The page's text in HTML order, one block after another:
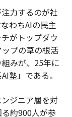
力するのが社
わちAIの民主
がトップダウ
プの草の根活
みが、25年に
塾」である。
ジニア層を対
約900人が参